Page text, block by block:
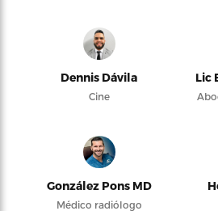
Dennis Dávila
Cine
Lic
González Pons MD
Médico radiólogo